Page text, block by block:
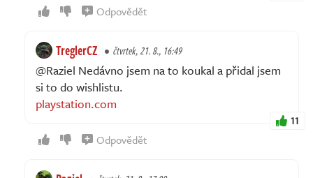
Odpovědět
TreglerCZ čtvrtek, 21. 8., 16:49
@Raziel Nedávno jsem na to koukal a přidal jsem
si to do wishlistu.
playstation.com
11
Odpovědět